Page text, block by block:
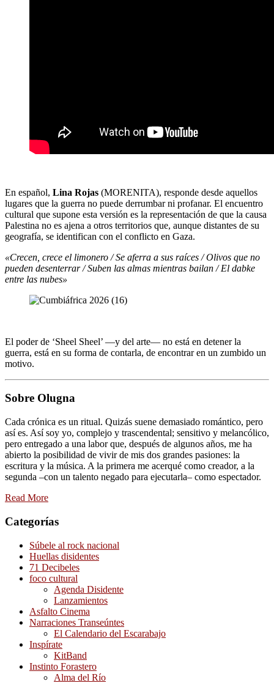
En español, Lina Rojas (MORENITA), responde desde aquellos
lugares que la guerra no puede derrumbar ni profanar. El encuentro
cultural que supone esta versión es la representación de que la causa
Palestina no es ajena a otros territorios que, aunque distantes de su
geografía, se identifican con el conflicto en Gaza.
«Crecen, crece el limonero / Se aferra a sus raíces / Olivos que no
pueden desenterrar / Suben las almas mientras bailan / El dabke
entre las nubes»
El poder de ‘Sheel Sheel’ —y del arte— no está en detener la
guerra, está en su forma de contarla, de encontrar en un zumbido un
motivo.
Sobre Olugna
Cada crónica es un ritual. Quizás suene demasiado romántico, pero
así es. Así soy yo, complejo y trascendental; sensitivo y melancólico,
pero entregado a una labor que, después de algunos años, me ha
abierto la posibilidad de vivir de mis dos grandes pasiones: la
escritura y la música. A la primera me acerqué como creador, a la
segunda –con un talento negado para ejecutarla– como espectador.
Read More
Categorías
Súbele al rock nacional
Huellas disidentes
71 Decibeles
foco cultural
Agenda Disidente
Lanzamientos
Asfalto Cinema
Narraciones Transeúntes
El Calendario del Escarabajo
Inspírate
KitBand
Instinto Forastero
Alma del Río